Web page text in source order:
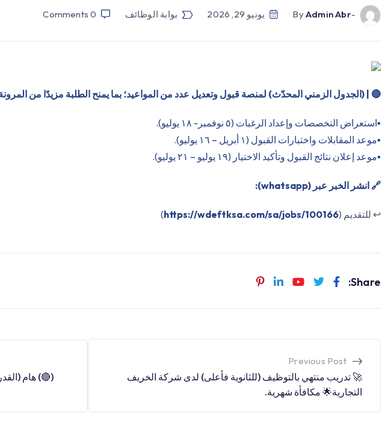
-by
Admin Abr يونيو 29, 2026 بوابة الوظائف 0
Comments
🔴 | (الجدول الزمني المحدّث) لمنصة قبول وتعديل عدد من المواعيد؛ بما يمنح الطلبة مزيدًا من
▪️استعراض التخصصات وإعداد الرغبات (٥ نوفمبر- ١٨ يوليو).
▪️موعد المقابلات واختبارات القبول (١ أبريل – ١٦ يوليو).
▪️موعد إعلان نتائج القبول وتأكيد الاختيار (١٩ يوليو – ٢١ يوليو).
🔗 انشر الخبر عبر (whatsapp):
↩️ للتقديم (https://wdeftksa.com/sa/jobs/100166
)
Share:
Previous Post
🚀 تدريب منتهي بالتوظيف (للثانوية فأعلى) لدى شركة الخريف
التجارية🌟 مكافأة شهرية.
(🔴) هام